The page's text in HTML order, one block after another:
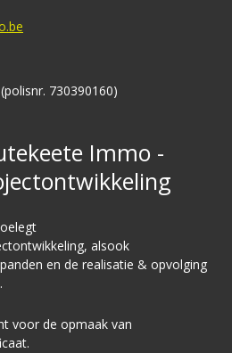
730390160)
Immo -
, alsook
en de realisatie & opvolging
voor de opmaak van